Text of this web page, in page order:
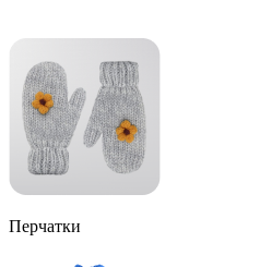
Перчатки